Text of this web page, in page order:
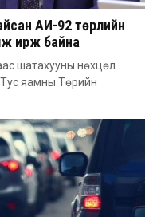
АИ-92 төрлийн
ирж байна
шатахууны нөхцөл
яамны Төрийн